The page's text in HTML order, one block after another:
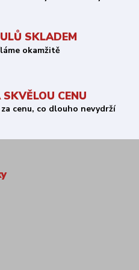
SKLADEM
okamžitě
CENU
cenu, co dlouho nevydrží